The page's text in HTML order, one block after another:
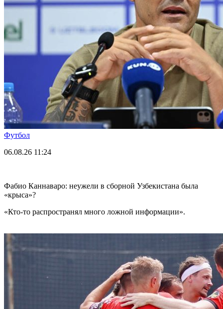
Футбол
06.08.26 11:24
Фабио Каннаваро: неужели в сборной Узбекистана была
«крыса»?
«Кто-то распространял много ложной информации».